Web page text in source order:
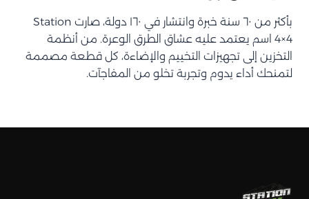
بأكثر من ٦٠ سنة خبرة وانتشار في ١٦٠ دولة، صارت Station
4×4 اسم يعتمد عليه عشاق الطرق الوعرة. من أنظمة
التخزين إلى تجهيزات التخييم والإضاءة، كل قطعة مصممة
لتمنحك أداء يدوم وتجربة تخلو من المفاجآت.